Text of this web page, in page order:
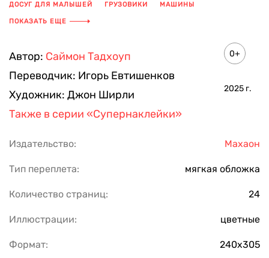
ДОСУГ ДЛЯ МАЛЫШЕЙ
ГРУЗОВИКИ
МАШИНЫ
АВТОМОБИЛИ
ПОКАЗАТЬ ЕЩЕ
Автор: Саймон Тадхоуп
Переводчик: Игорь Евтишенков
Художник: Джон Ширли
0+
2025 г.
Также в серии «Супернаклейки»
Издательство: Махаон
Тип переплета: мягкая обложка
Количество страниц: 24
Иллюстрации: цветные
Формат: 240x305